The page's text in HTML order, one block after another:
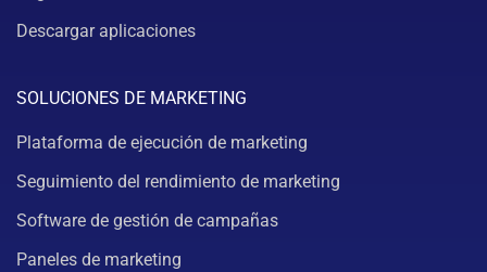
Descargar aplicaciones
SOLUCIONES DE MARKETING
Plataforma de ejecución de marketing
Seguimiento del rendimiento de marketing
Software de gestión de campañas
Paneles de marketing